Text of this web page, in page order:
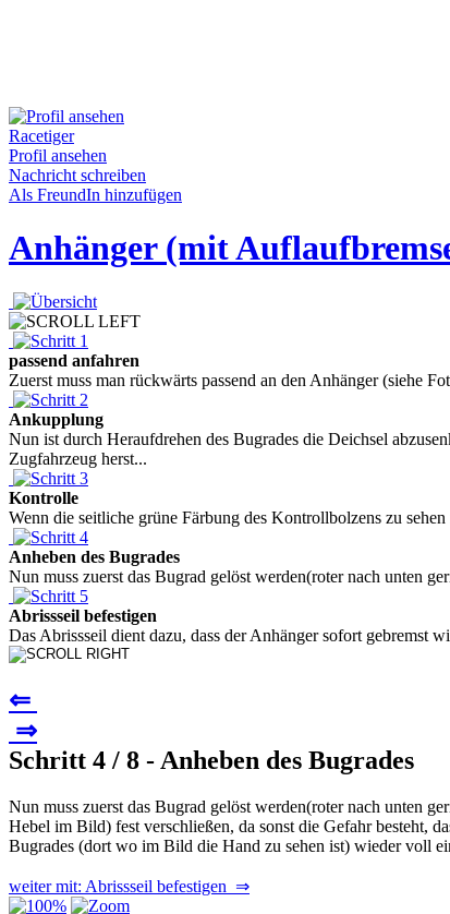
Racetiger
Profil ansehen
Nachricht schreiben
Als FreundIn hinzufügen
Anhänger (mit
passend anfahren
Zuerst muss man rückwärts passend an den Anhänger (siehe
Ankupplung
Nun ist durch Heraufdrehen des Bugrades die Deichsel
Zugfahrzeug herst...
Kontrolle
Wenn die seitliche grüne Färbung des Kontrollbolzens zu
Anheben des Bugrades
Nun muss zuerst das Bugrad gelöst werden(roter nach unten
Abrissseil befestigen
Das Abrissseil dient dazu, dass der Anhänger sofort gebremst
⇐
⇒
Schritt 4 / 8 - Anheben des Bugrades
Nun muss zuerst das Bugrad gelöst werden(roter nach unten
Hebel im Bild) fest verschließen, da sonst die Gefahr besteht,
Bugrades (dort wo im Bild die Hand zu sehen ist) wieder voll
weiter mit: Abrissseil befestigen ⇒